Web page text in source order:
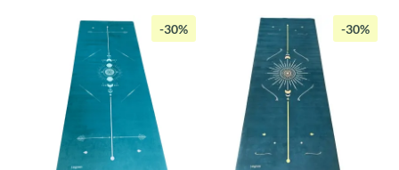
était :
125,00€.
est :
était :
89,00€.
est :
-30% -30%